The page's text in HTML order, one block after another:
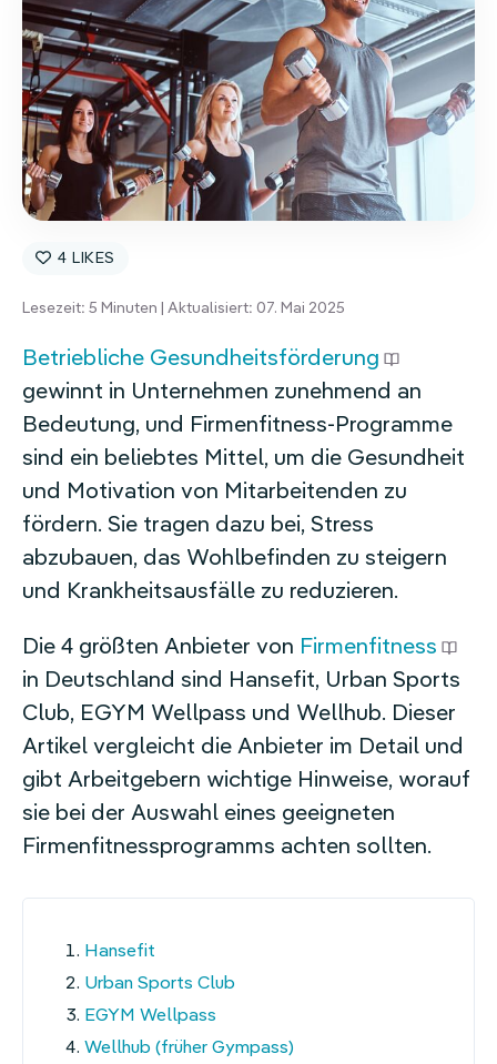
4
Lesezeit: 5 Minuten | Aktualisiert: 07. Mai 2025
Betriebliche Gesundheitsförderung
gewinnt in Unternehmen zunehmend an
Bedeutung, und Firmenfitness-Programme
sind ein beliebtes Mittel, um die Gesundheit
und Motivation von Mitarbeitenden zu
fördern. Sie tragen dazu bei, Stress
abzubauen, das Wohlbefinden zu steigern
und Krankheitsausfälle zu reduzieren.
Die 4 größten Anbieter von Firmenfitness
in Deutschland sind Hansefit, Urban Sports
Club, EGYM Wellpass und Wellhub. Dieser
Artikel vergleicht die Anbieter im Detail und
gibt Arbeitgebern wichtige Hinweise, worauf
sie bei der Auswahl eines geeigneten
Firmenfitnessprogramms achten sollten.
überspringen
Hansefit
Urban Sports Club
EGYM Wellpass
Wellhub (früher Gympass)
Homeoffice-Erstattung
Weitere Benefits